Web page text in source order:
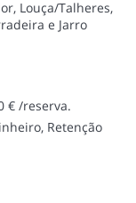
Louça/Talheres,
e Jarro
€ /reserva.
Retenção